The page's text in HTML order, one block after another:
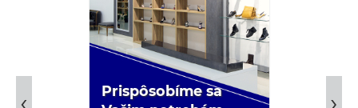
Prispôsobíme sa